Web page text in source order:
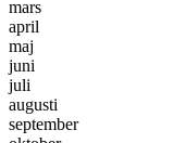
mars
april
maj
juni
juli
augusti
september